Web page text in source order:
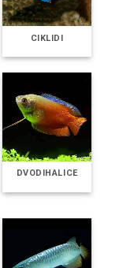
CIKLIDI
DVODIHALICE